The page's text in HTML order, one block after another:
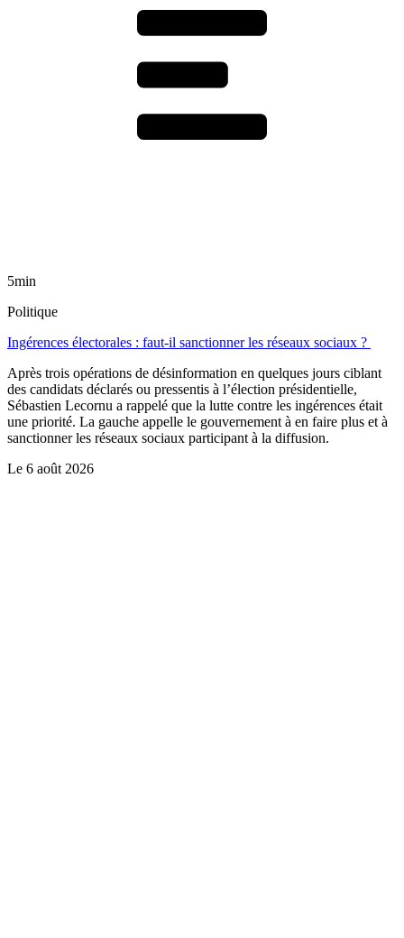
5min
Politique
Ingérences électorales : faut-il sanctionner les réseaux sociaux ?
Après trois opérations de désinformation en quelques jours ciblant
des candidats déclarés ou pressentis à l’élection présidentielle,
Sébastien Lecornu a rappelé que la lutte contre les ingérences était
une priorité. La gauche appelle le gouvernement à en faire plus et à
sanctionner les réseaux sociaux participant à la diffusion.
Le 6 août 2026